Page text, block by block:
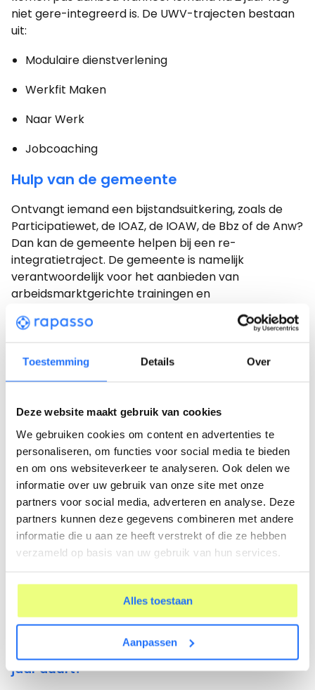
Toestemming Details Over
Deze website maakt gebruik van cookies
We gebruiken cookies om content en advertenties te
personaliseren, om functies voor social media te bieden
en om ons websiteverkeer te analyseren. Ook delen we
informatie over uw gebruik van onze site met onze
partners voor social media, adverteren en analyse. Deze
partners kunnen deze gegevens combineren met andere
informatie die u aan ze heeft verstrekt of die ze hebben
verzameld op basis van uw gebruik van hun services.
Alles toestaan
Aanpassen
niet gere-integreerd is. De UWV-trajecten bestaan
uit:
Modulaire dienstverlening
Werkfit Maken
Naar Werk
Jobcoaching
Hulp van de gemeente
Ontvangt iemand een bijstandsuitkering, zoals de
Participatiewet, de IOAZ, de IOAW, de Bbz of de Anw?
Dan kan de gemeente helpen bij een re-
integratietraject. De gemeente is namelijk
verantwoordelijk voor het aanbieden van
arbeidsmarktgerichte trainingen en
sollicitatietrainingen. Maar ook het beschikbaar
stellen van stageplekken en banen vanuit lokale
behoort tot de taken van de gemeente.
Re-integratiecoaches, zowel binnen bedrijven als bij
externe re-integratiebedrijven, bieden individuele
begeleiding en ondersteuning tijdens het gehele
traject. Ze helpen bij het opstellen van re-
integratieplannen, bieden psychosociale
ondersteuning, begeleiden bij het zoeken naar werk
en kunnen advies geven over
opleidingsmogelijkheden of loopbaanontwikkeling.
Hun rol is vaak gericht op het motiveren en
re-integratieproces. Een re-integratiecoach zal dan
ook naar de persoonlijke wensen en mogelijkheden
kijken om tot een duurzame re-integratie te komen.
Wat als een re-integratietraject langer dan 2
jaar duurt?